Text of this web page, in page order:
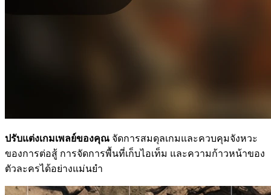
ปรับแต่งเกมเพลย์ของคุณ จัดการสมดุลเกมและควบคุมจังหวะ
ของการต่อสู้ การจัดการพื้นที่เก็บไอเท็ม และความก้าวหน้าของ
ตัวละครได้อย่างแม่นยำ